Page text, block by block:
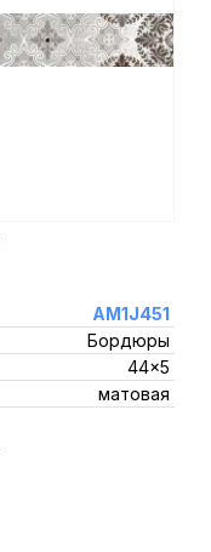
AM1J451
Бордюры
44x5
матовая